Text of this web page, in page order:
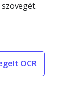
OCR